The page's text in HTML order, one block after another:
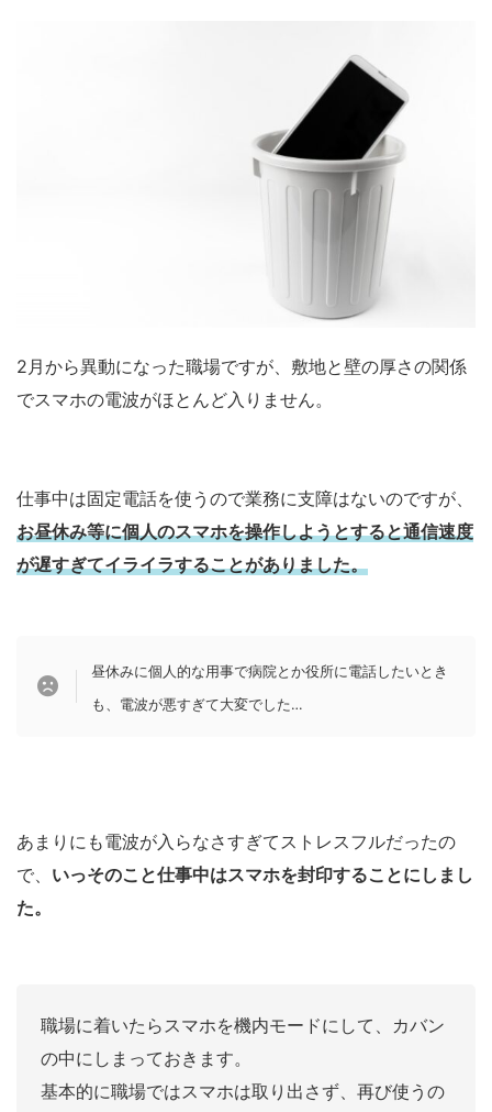
2月から異動になった職場ですが、敷地と壁の厚さの関係
でスマホの電波がほとんど入りません。
仕事中は固定電話を使うので業務に支障はないのですが、
お昼休み等に個人のスマホを操作しようとすると通信速度
が遅すぎてイライラすることがありました。
昼休みに個人的な用事で病院とか役所に電話したいとき
も、電波が悪すぎて大変でした…
あまりにも電波が入らなさすぎてストレスフルだったの
で、 いっそのこと仕事中はスマホを封印することにしまし
た。
職場に着いたらスマホを機内モードにして、カバン
の中にしまっておきます。
基本的に職場ではスマホは取り出さず、再び使うの